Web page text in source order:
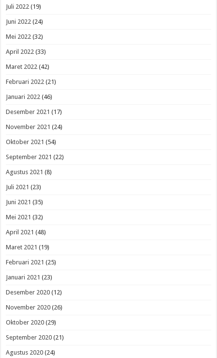
Juli 2022 (19)
Juni 2022 (24)
Mei 2022 (32)
April 2022 (33)
Maret 2022 (42)
Februari 2022 (21)
Januari 2022 (46)
Desember 2021 (17)
November 2021 (24)
Oktober 2021 (54)
September 2021 (22)
Agustus 2021 (8)
Juli 2021 (23)
Juni 2021 (35)
Mei 2021 (32)
April 2021 (48)
Maret 2021 (19)
Februari 2021 (25)
Januari 2021 (23)
Desember 2020 (12)
November 2020 (26)
Oktober 2020 (29)
September 2020 (21)
Agustus 2020 (24)